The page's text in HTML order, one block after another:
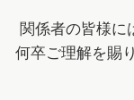
関係者の皆様に
何卒ご理解を賜